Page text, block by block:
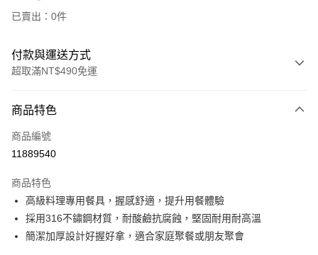
已賣出：0件
付款與運送方式
超取滿NT$490免運
信用卡一次付款
信用卡分期付款
合作金庫商業銀行
華南商業銀行
彰化商業銀行
上海商業儲蓄銀行
台北富邦商業銀行
國泰世華商業銀行
兆豐國際商業銀行
6 期 0 利率 每期
華南商業銀行
彰化商業銀行
上海商業儲蓄銀行
台北富邦商業銀行
12 期 0 利率 每期 NT$4
合作金庫商業銀行
第一商業銀行
超商取貨付款
商品特色
商品編號
11889540
商品特色
高級料理專用餐具，握感舒適，提升用餐體驗
採用316不鏽鋼材質，耐酸鹼抗腐蝕，堅固耐用耐高溫
簡潔加厚設計好握好拿，適合家庭聚餐或朋友聚會